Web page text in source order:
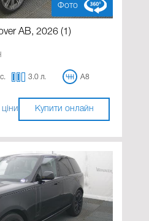
Фото
AB, 2026 (1)
3.0 л. A8
Купити онлайн